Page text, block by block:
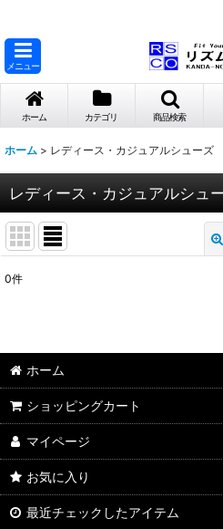
メニュー
ホーム カテゴリ 商品検索
ホーム > レディース・カジュアルシューズ
レディース・カジュアルシュ
並び順:
0件
ホーム
ショッピングカート
マイページ
お気に入り
最近チェックしたアイテム